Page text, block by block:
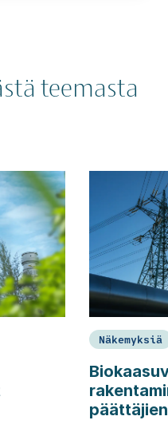
teemasta
Näkemyksiä